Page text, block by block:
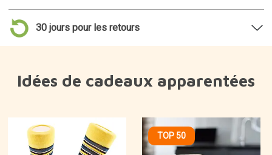
30 jours pour les retours
Idées de cadeaux apparentées
TOP 50